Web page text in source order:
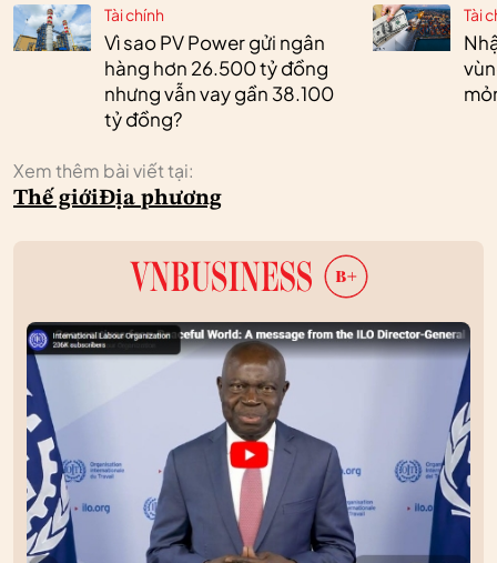
Tài chính
Vì sao PV Power gửi ngân
hàng hơn 26.500 tỷ đồng
nhưng vẫn vay gần 38.100
tỷ đồng?
Tài
Xem thêm bài viết tại:
Thế giớiĐịa phương